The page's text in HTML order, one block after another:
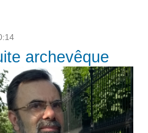
archevêque